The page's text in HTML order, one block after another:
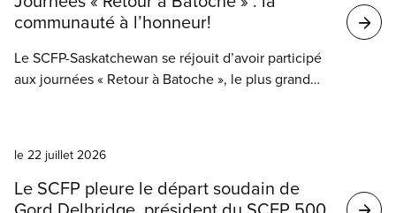
communauté à l’honneur!
Le SCFP-Saskatchewan se réjouit d’avoir participé
aux journées « Retour à Batoche », le plus grand
milliers de personnes venues célébrer la culture,
l’histoire, la résilience et la communauté métisses.
le 22 juillet 2026
Le SCFP pleure le départ soudain de